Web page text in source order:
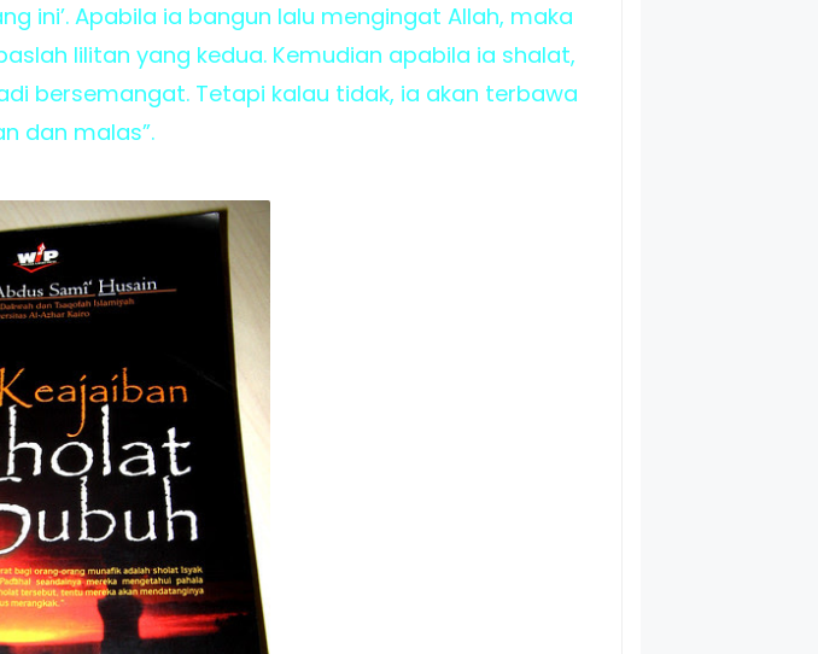
ini’. Apabila ia bangun lalu mengingat Allah, maka
lilitan yang kedua. Kemudian apabila ia shalat,
bersemangat. Tetapi kalau tidak, ia akan terbawa
dan malas”.